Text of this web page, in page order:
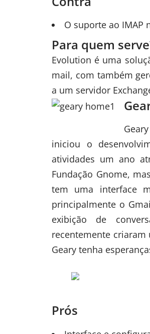
O suporte ao IMAP
Para quem
Evolution é uma
mail, com também
a um servidor
Geary
iniciou o
atividades um ano
Fundação Gnome,
tem uma interface
principalmente o
exibição de
recentemente
Geary tenha
Prós